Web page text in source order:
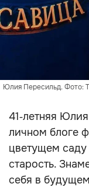
Юлия Пересильд. Фото:
41‑летняя
личном блоге
цветущем
старость.
себя в